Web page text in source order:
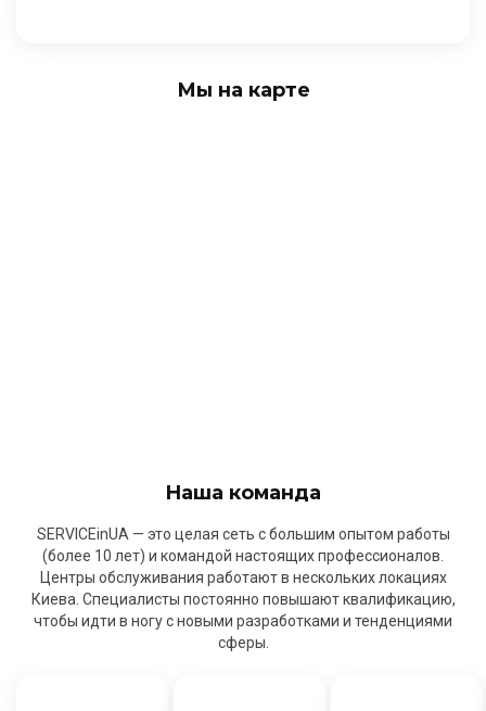
Мы на карте
Наша команда
SERVICEinUA — это целая сеть с большим опытом работы
(более 10 лет) и командой настоящих профессионалов.
Центры обслуживания работают в нескольких локациях
Киева. Специалисты постоянно повышают квалификацию,
чтобы идти в ногу с новыми разработками и тенденциями
сферы.